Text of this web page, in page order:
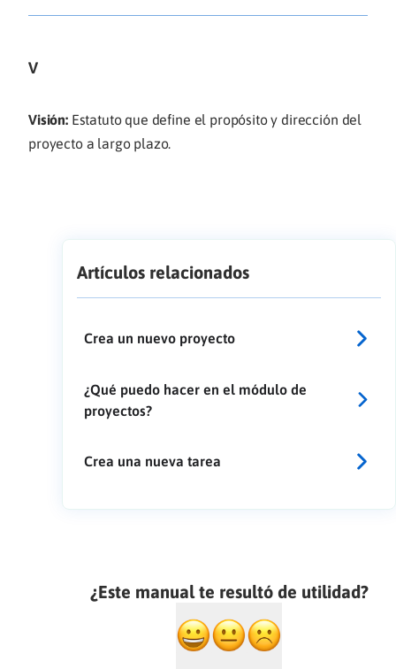
V
Visión:Estatuto que define el propósito y dirección del
proyecto a largo plazo.
Artículos relacionados
Crea un nuevo proyecto
¿Qué puedo hacer en el módulo de
proyectos?
Crea una nueva tarea
¿Este manual te resultó de utilidad?